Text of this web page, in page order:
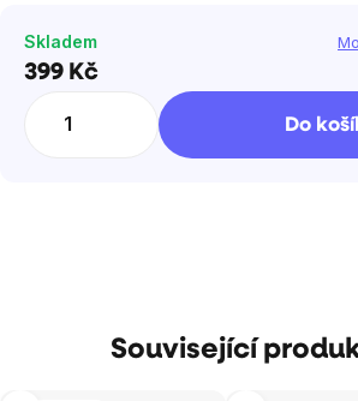
Skladem
399 Kč
Do
Související